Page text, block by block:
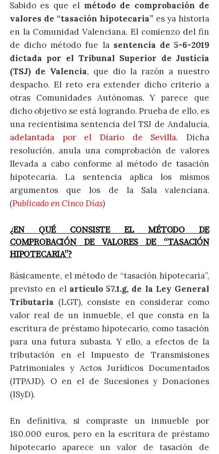
Sabido es que el método de comprobación de
valores de “tasación hipotecaria” es ya historia
en la Comunidad Valenciana. El comienzo del fin
de dicho método fue la sentencia de 5-6-2019
dictada por el Tribunal Superior de Justicia
(TSJ) de Valencia, que dio la razón a nuestro
despacho. El reto era extender dicho criterio a
otras Comunidades Autónomas. Y parece que
dicho objetivo se está logrando. Prueba de ello, es
una recientísima sentencia del TSJ de Andalucía,
adelantada por el Diario de Sevilla. Dicha
resolución, anula una comprobación de valores
llevada a cabo conforme al método de tasación
hipotecaria. La sentencia aplica los mismos
argumentos que los de la Sala valenciana.
(Publicado en Cinco Días)
¿EN QUÉ CONSISTE EL MÉTODO DE
COMPROBACIÓN DE VALORES DE “TASACIÓN
HIPOTECARIA”?
Básicamente, el método de “tasación hipotecaria”,
previsto en el artículo 57.1.g, de la Ley General
Tributaria (LGT), consiste en considerar como
valor real de un inmueble, el que consta en la
escritura de préstamo hipotecario, como tasación
para una futura subasta. Y ello, a efectos de la
tributación en el Impuesto de Transmisiones
Patrimoniales y Actos Jurídicos Documentados
(ITPAJD). O en el de Sucesiones y Donaciones
(ISyD).
En definitiva, si compraste un inmueble por
180.000 euros, pero en la escritura de préstamo
hipotecario aparece un valor de tasación de